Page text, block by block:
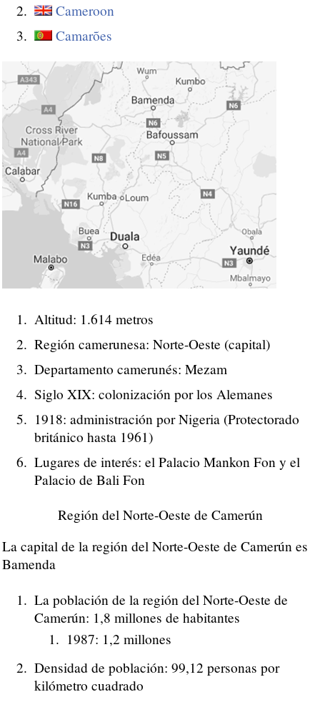
Cameroon
Camarões
Altitud: 1.614 metros
Región camerunesa: Norte-Oeste (capital)
Departamento camerunés: Mezam
Siglo XIX: colonización por los Alemanes
1918: administración por Nigeria (Protectorado
británico hasta 1961)
Lugares de interés: el Palacio Mankon Fon y el
Palacio de Bali Fon
Región del Norte-Oeste de Camerún
La capital de la región del Norte-Oeste de Camerún es
Bamenda
La población de la región del Norte-Oeste de
Camerún: 1,8 millones de habitantes
1987: 1,2 millones
Densidad de población: 99,12 personas por
kilómetro cuadrado